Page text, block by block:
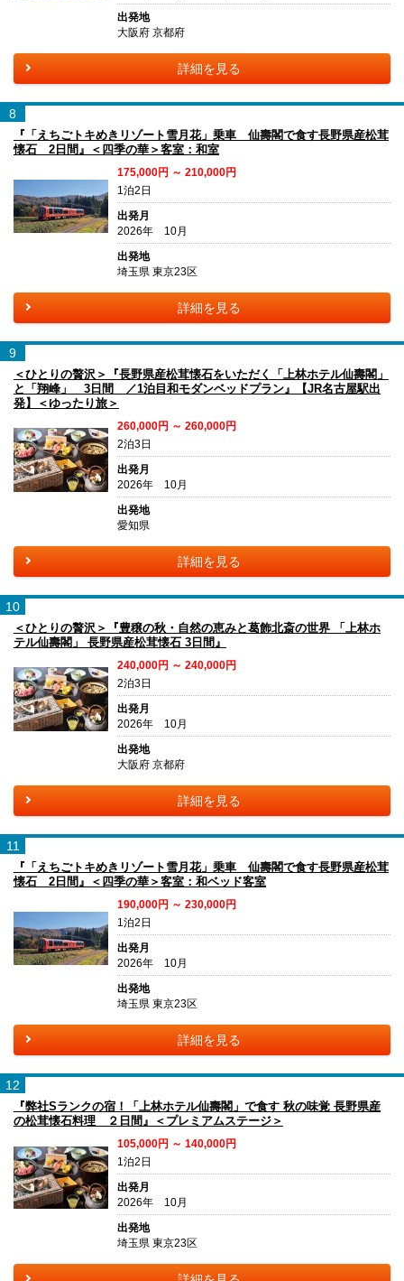
出発地
大阪府 京都府
詳細を見る
8
『「えちごトキめきリゾート雪月花」乗車 仙壽閣で食す長野県産松茸
懐石 2日間』＜四季の華＞客室：和室
175,000円 ～ 210,000円
1泊2日
出発月
2026年 10月
出発地
埼玉県 東京23区
詳細を見る
9
＜ひとりの贅沢＞『長野県産松茸懐石をいただく「上林ホテル仙壽閣」
と「翔峰」 3日間 ／1泊目和モダンベッドプラン』【JR名古屋駅出
発】＜ゆったり旅＞
260,000円 ～ 260,000円
2泊3日
出発月
2026年 10月
出発地
愛知県
詳細を見る
10
＜ひとりの贅沢＞『豊穣の秋・自然の恵みと葛飾北斎の世界 「上林ホ
テル仙壽閣」 長野県産松茸懐石 3日間』
240,000円 ～ 240,000円
2泊3日
出発月
2026年 10月
出発地
大阪府 京都府
詳細を見る
11
『「えちごトキめきリゾート雪月花」乗車 仙壽閣で食す長野県産松茸
懐石 2日間』＜四季の華＞客室：和ベッド客室
190,000円 ～ 230,000円
1泊2日
出発月
2026年 10月
出発地
埼玉県 東京23区
詳細を見る
12
『弊社Sランクの宿！「上林ホテル仙壽閣」で食す 秋の味覚 長野県産
の松茸懐石料理 ２日間』＜プレミアムステージ＞
105,000円 ～ 140,000円
1泊2日
出発月
2026年 10月
出発地
埼玉県 東京23区